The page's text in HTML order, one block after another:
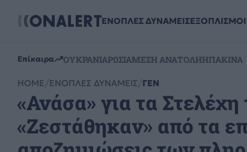
ΕΝΟΠΛΕΣ ΔΥΝΑΜΕΙΣΕΞΟΠΛΙΣΜΟΙ
Επίκαιρα ΟΥΚΡΑΝΙΑΡΩΣΙΑΜΕΣΗ ΑΝΑΤΟΛΗΗΠΑΚΙΝΑ
HOME ΕΝΟΠΛΕΣ ΔΥΝΑΜΕΙΣ ΓΕΝ
«Ανάσα» για τα
«Ζεστάθηκαν» από τα